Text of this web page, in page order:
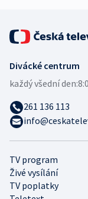
TV program
Živé vysílání
TV poplatky
Divácké centrum
každý všední den:
261 136 113